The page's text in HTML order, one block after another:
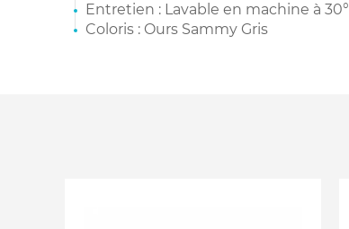
Entretien : Lavable en machine à 30°
Coloris : Ours Sammy Gris